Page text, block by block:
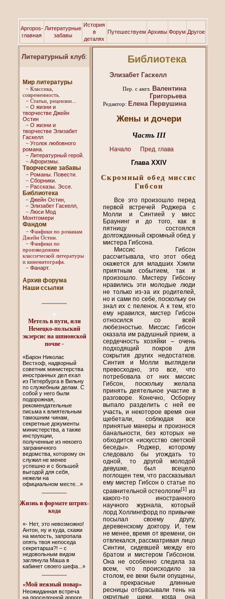
Apropos-
главная
Литературные
забавы
История
в
деталях
Путешествуем Архивы Форум Другое
Литературный клуб:
Мир литературы
−Классика,
современность.
−Статьи, рецензии...
−О жизни и
творчестве Джейн
Остин
−О жизни и
творчестве Элизабет
Гaскелл
−Уголок любовного
романа.
− Литературный герой.
−Афоризмы.
Творческие забавы
− Романы. Повести.
−Сборники.
− Рассказы. Эссe.
Библиотека
− Джейн Остин,
−Элизабет Гaскелл,
− Люси Мод
Монтгомери
Фандом
−Фанфики по романам
Джейн Остин.
−Фанфики по
произведениям
классической литературы
и кинематографа.
−Фанарт.
Архив форума
Наши ссылки
Метель в пути, или
Немецко-польский
экзерсис на шпионской
почве -
«Барон Николас
Вестхоф, надворный
советник министерства
иностранных дел ехал
из Петербурга в Вильну
по служебным делам. С
собой у него были
подорожная,
рекомендательные
письма к влиятельным
тамошним чинам,
секретные документы
министерства, а также
инструкции,
полученные из некоего
заграничного
ведомства, которому он
служил не менее
успешно и с большей
выгодой для себя,
нежели на
официальном месте...»
Жизнь в формате штрих-
кода
«- Нет, это невозможно!
Антон, ну и куда, скажи
на милость, запропала
опять твоя непоседа
секретарша?! – с
недовольным видом
заглянула Маша в
кабинет своего шефа...»
«Мой нежный повар»
Неожиданная встреча
на проселочной дороге,
Библиотека
Элизабет Гаскелл
Пер. с англ.
Валентина
Григорьева
Редактор: Елена Первушина
Жены и дочери
Часть III
Начало Пред. глава
Глава XXIV
Скромный обед миссис
Гибсон
Все это произошло перед
первой встречей Роджера с
Молли и Синтией у мисс
Браунинг и до того, как в
пятницу состоялся
долгожданный скромный обед у
мистера Гибсона.
Миссис Гибсон
рассчитывала, что этот обед
окажется для младших Хэмли
приятным событием, так и
произошло. Мистеру Гибсону
нравились эти молодые люди
не только из-за их родителей,
но и сами по себе, поскольку он
знал их с пеленок. А к тем, кто
ему нравился, мистер Гибсон
относился со всей
любезностью. Миссис Гибсон
оказала им радушный прием, а
сердечность хозяйки – очень
подходящий покров для
сокрытия других недостатков.
Синтия и Молли выглядели
превосходно, это все, что
потребовала от них миссис
Гибсон, поскольку желала
принять деятельное участие в
разговоре. Конечно, Осборну
выпало разделить с ней ее
участь, и некоторое время они
щебетали, соблюдая все
принятые манеры и произнося
банальности, без которых не
обходится «искусство светской
беседы». Роджер, которому
следовало бы угождать то
одной, то другой молодой
девушке, был всецело
поглощен тем, что рассказывал
ему мистер Гибсон о статье по
сравнительной остеологии[1] из
какого-то иностранного
научного журнала, который
лорд Холлингфорд по привычке
посылал своему другу,
деревенскому доктору. И, тем
не менее, время от времени, он
отвлекался, рассматривая лицо
Синтии, сидевшей между его
братом и мистером Гибсоном.
Она не особенно следила за
всем, что происходило за
столом, ее веки были опущены,
а прекрасные длинные
ресницы отбрасывали тень на
округлые щеки, когда она